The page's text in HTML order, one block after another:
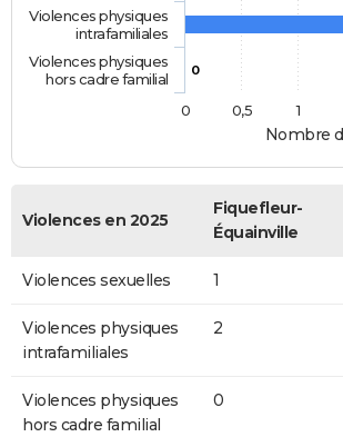
Nombre
0
Violences physiques
intrafamiliales
Violences physiques
hors cadre familial
0
0,5 1
Violences en 2025
Fiquefleur-
Équainville
Violences sexuelles 1
Violences physiques
intrafamiliales
2
Violences physiques
hors cadre familial
0